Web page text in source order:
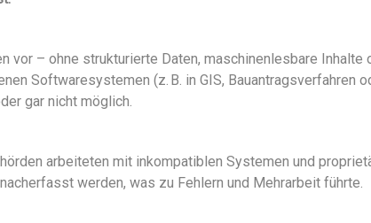
vor – ohne strukturierte Daten, maschinenlesbare Inhalte
Softwaresystemen (z. B. in GIS, Bauantragsverfahren
gar nicht möglich.
arbeiteten mit inkompatiblen Systemen und
werden, was zu Fehlern und Mehrarbeit führte.